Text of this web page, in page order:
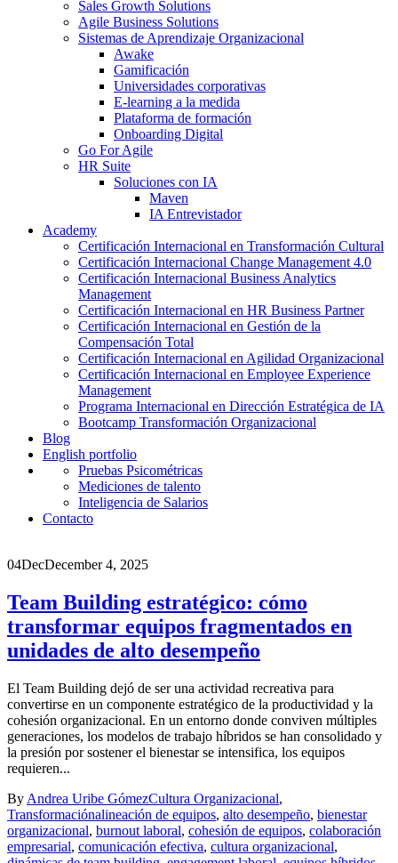
Sales Growth Solutions
Agile Business Solutions
Sistemas de Aprendizaje Organizacional
Awake
Gamificación
Universidades corporativas
E-learning a la medida
Plataforma de formación
Onboarding Digital
Go For Agile
HR Suite
Soluciones con IA
Maven
IA Entrevistador
Academy
Certificación Internacional en Transformación Cultural
Certificación Internacional Change Management 4.0
Certificación Internacional Business Analytics
Management
Certificación Internacional en HR Business Partner
Certificación Internacional en Gestión de la
Compensación Total
Certificación Internacional en Agilidad Organizacional
Certificación Internacional en Employee Experience
Management
Programa Internacional en Dirección Estratégica de IA
Bootcamp Transformación Organizacional
Blog
English portfolio
Pruebas Psicométricas
Mediciones de talento
Inteligencia de Salarios
Contacto
04DecDecember 4, 2025
Team Building estratégico: cómo
transformar equipos fragmentados en
unidades de alto desempeño
El Team Building dejó de ser una actividad recreativa para
convertirse en un componente estratégico de la productividad y la
cohesión organizacional. En un entorno donde conviven múltiples
generaciones, los modelos de trabajo híbridos se han consolidado y
la presión por sostener el bienestar se intensifica, los equipos
requieren...
By Andrea Uribe GómezCultura Organizacional,
Transformaciónalineación de equipos, alto desempeño, bienestar
organizacional, burnout laboral, cohesión de equipos, colaboración
empresarial, comunicación efectiva, cultura organizacional,